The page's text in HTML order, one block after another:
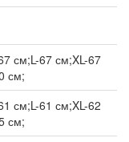
см;L-67 см;XL-67
см;
см;L-61 см;XL-62
см;